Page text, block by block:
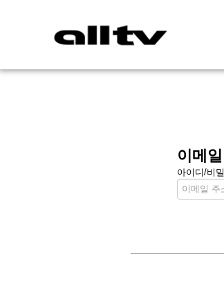
이메
아이디/비